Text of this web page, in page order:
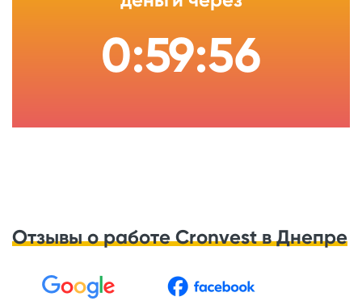
0:59:55
Отзывы о работе Cronvest в Днепре